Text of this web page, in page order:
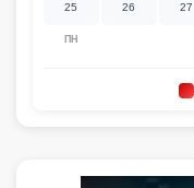
ПН
25 26 27